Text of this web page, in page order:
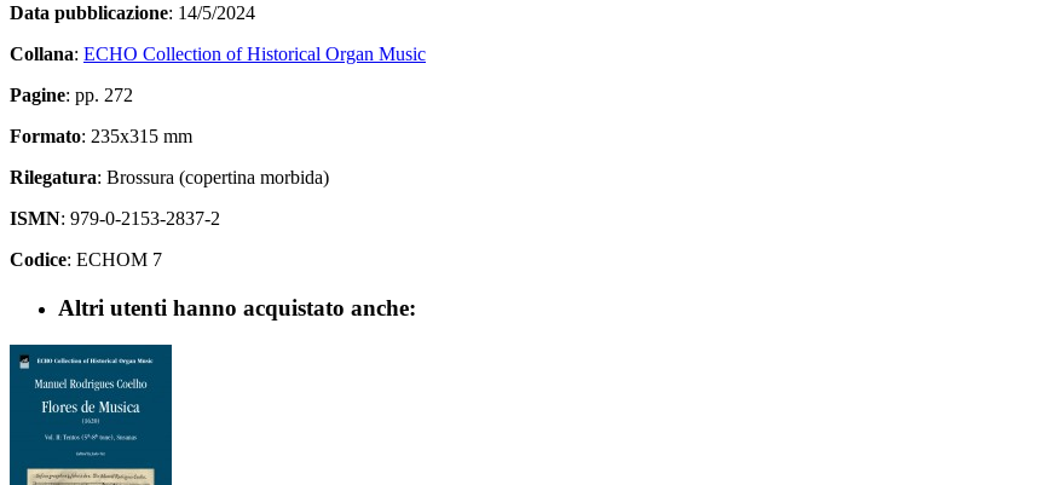
Data pubblicazione: 14/5/2024
Collana: ECHO Collection of Historical Organ Music
Pagine: pp. 272
Formato: 235x315 mm
Rilegatura: Brossura (copertina morbida)
ISMN: 979-0-2153-2837-2
Codice: ECHOM 7
Altri utenti hanno acquistato anche: